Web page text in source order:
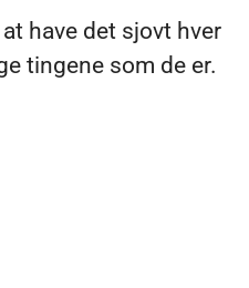
have det sjovt hver
tingene som de er.